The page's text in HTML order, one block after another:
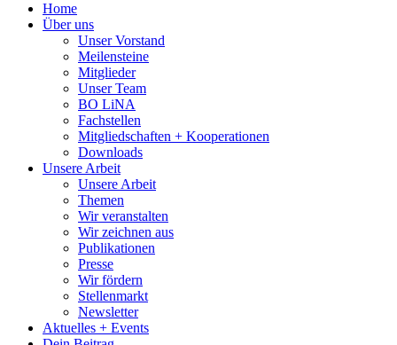
Home
Über uns
Unser Vorstand
Meilensteine
Mitglieder
Unser Team
BO LiNA
Fachstellen
Mitgliedschaften + Kooperationen
Downloads
Unsere Arbeit
Unsere Arbeit
Themen
Wir veranstalten
Wir zeichnen aus
Publikationen
Presse
Wir fördern
Stellenmarkt
Newsletter
Aktuelles + Events